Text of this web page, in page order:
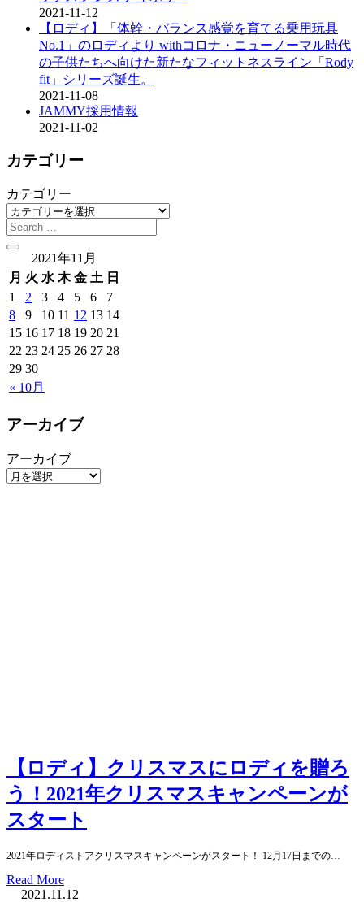
2021-11-12
【ロディ】「体幹・バランス感覚を育てる乗用玩具
No.1」のロディより withコロナ・ニューノーマル時代
の子供たちへ向けた新たなフィットネスライン「Rody
fit」シリーズ誕生。
2021-11-08
JAMMY採用情報
2021-11-02
カテゴリー
カテゴリー
2021年11月
月 火 水 木 金 土 日
« 10月
1 2 3 4 5 6
7
8
9 10 11 12 13 14
15 16 17 18 19 20 21
22 23 24 25 26 27 28
29 30
アーカイブ
アーカイブ
【ロディ】クリスマスにロディを贈ろ
う！2021年クリスマスキャンペーンが
スタート
2021年ロディストアクリスマスキャンペーンがスタート！ 12月17日までの…
Read More
2021.11.12